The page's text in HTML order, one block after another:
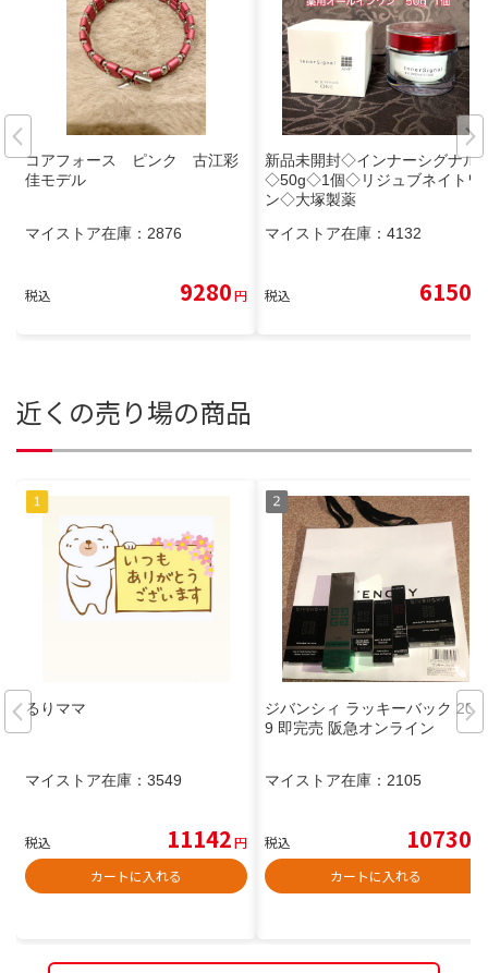
コアフォース ピンク 古江彩
佳モデル
マイストア在庫： 2876
税込 9280円
新品未開封◇インナーシグナル
◇50g◇1個◇リジュブネイトワ
ン◇大塚製薬
マイストア在庫： 4132
税込 6150
近くの売り場の商品
るりママ
マイストア在庫： 3549
税込 11142円
カートに入れる
ジバンシィ ラッキーバック 201
9 即完売 阪急オンライン
マイストア在庫： 2105
税込 10730
カートに入れる